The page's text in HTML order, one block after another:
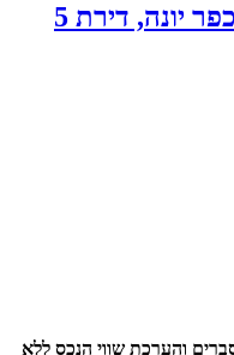
למכירה בשכונת שרונה שבכפר יונה, דירת 5
והערכת שווי הנכס ללא